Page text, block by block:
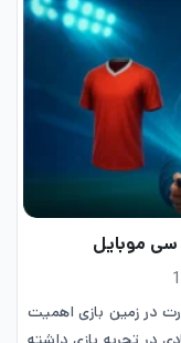
موبایل
در زمین بازی اهمیت